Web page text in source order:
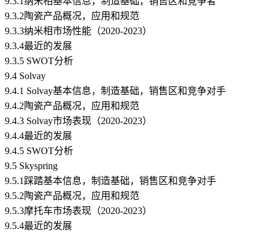
9.3.2陶瓷产品概况，应用和规范
9.3.3纳米相市场性能（2020-2023）
9.3.4最近的发展
9.3.5 SWOT分析
9.4 Solvay
9.4.1 Solvay基本信息，制造基础，销售区和竞争对手
9.4.2陶瓷产品概况，应用和规范
9.4.3 Solvay市场表现（2020-2023）
9.4.4最近的发展
9.4.5 SWOT分析
9.5 Skyspring
9.5.1踩踏基本信息，制造基础，销售区和竞争对手
9.5.2陶瓷产品概况，应用和规范
9.5.3摩托车市场表现（2020-2023）
9.5.4最近的发展